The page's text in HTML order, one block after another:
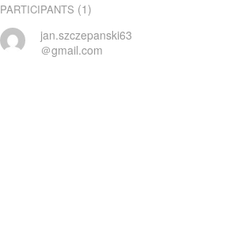
PARTICIPANTS (1)
jan.szczepanski63
＠gmail.com